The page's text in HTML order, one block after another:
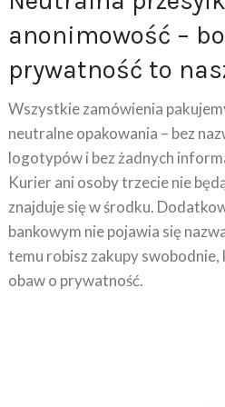
anonimowość –
prywatność to
Wszystkie zamówienia
neutralne opakowania – bez
logotypów i bez żadnych
Kurier ani osoby trzecie nie
znajduje się w środku.
bankowym nie pojawia się
temu robisz zakupy swobodnie,
obaw o prywatność.